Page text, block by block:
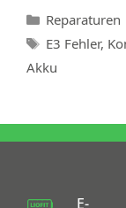
Reparaturen
E3 Fehler,
Akku
E-